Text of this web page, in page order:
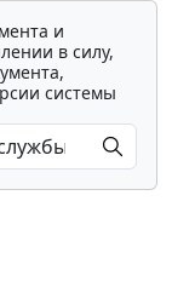
и
в силу,
системы